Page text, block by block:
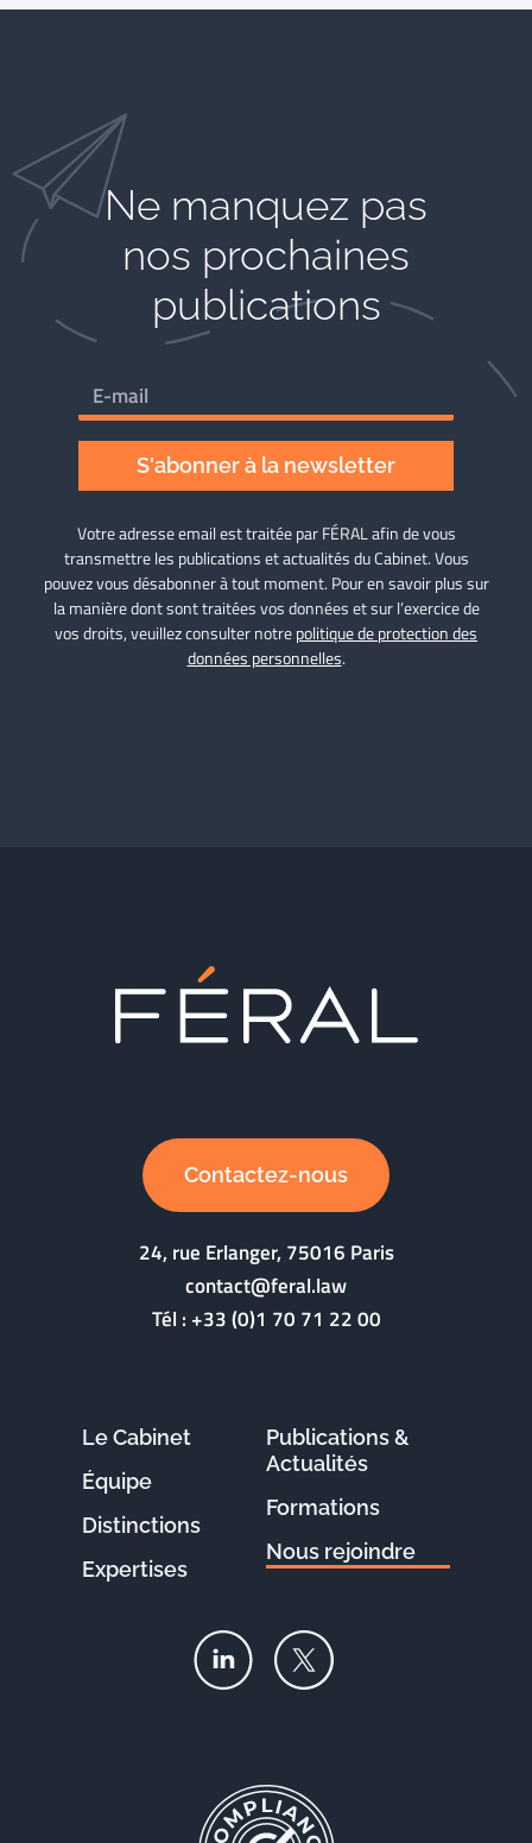
Ne manquez pas
nos prochaines
publications
S'abonner à la newsletter
Votre adresse email est traitée par FÉRAL afin de vous
transmettre les publications et actualités du Cabinet. Vous
pouvez vous désabonner à tout moment. Pour en savoir plus sur
la manière dont sont traitées vos données et sur l’exercice de
vos droits, veuillez consulter notrepolitique de protection des
données personnelles.
Contactez-nous
24, rue Erlanger, 75016 Paris
contact@feral.law
Tél :+33 (0)1 70 71 22 00
Le Cabinet
Équipe
Distinctions
Expertises
Publications &
Actualités
Formations
Nous rejoindre